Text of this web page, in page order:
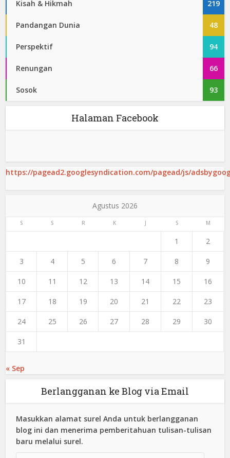
Kisah & Hikmah 219
Pandangan Dunia 48
Perspektif 94
Renungan 66
Sosok 93
Halaman Facebook
https://pagead2.googlesyndication.com/pagead/js/
Agustus 2026
S S R K J S M
1 2
3 4 5 6 7 8 9
10 11 12 13 14 15 16
17 18 19 20 21 22 23
24 25 26 27 28 29 30
31
« Sep
Berlangganan ke Blog via Email
Masukkan alamat surel Anda untuk berlangganan
blog ini dan menerima pemberitahuan tulisan-tulisan
baru melalui surel.